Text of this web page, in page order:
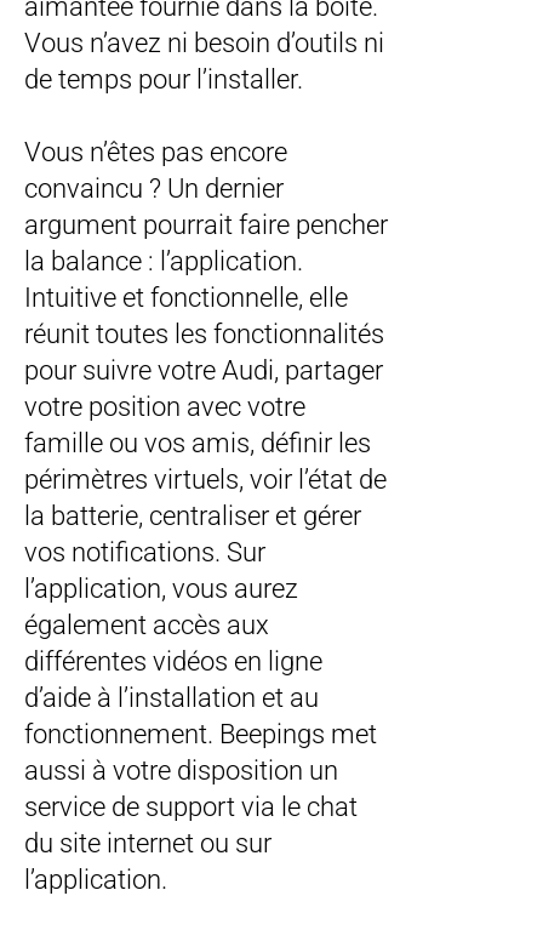
aimantée fournie dans la boîte.
Vous n’avez ni besoin d’outils ni
de temps pour l’installer.
Vous n’êtes pas encore
convaincu ? Un dernier
argument pourrait faire pencher
la balance : l’application.
Intuitive et fonctionnelle, elle
réunit toutes les fonctionnalités
pour suivre votre Audi, partager
votre position avec votre
famille ou vos amis, définir les
périmètres virtuels, voir l’état de
la batterie, centraliser et gérer
vos notifications. Sur
l’application, vous aurez
également accès aux
différentes vidéos en ligne
d’aide à l’installation et au
fonctionnement. Beepings met
aussi à votre disposition un
service de support via le chat
du site internet ou sur
l’application.